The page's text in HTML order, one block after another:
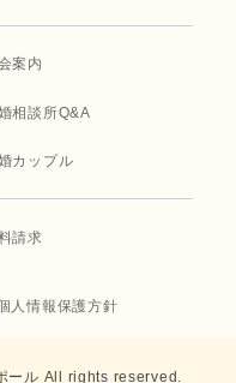
案内
相談所Q&A
カップル
請求
人情報保護方針
ール All rights reserved.